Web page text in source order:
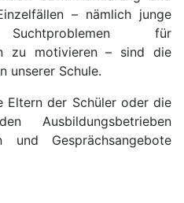
– nämlich junge
für
zu motivieren – sind die
unserer Schule.
Eltern der Schüler oder die
Ausbildungsbetrieben
und Gesprächsangebote